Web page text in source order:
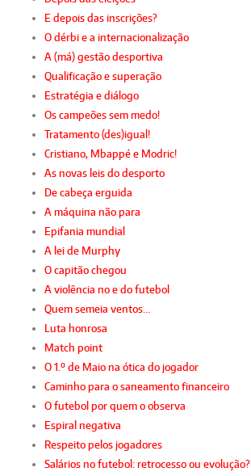
E depois das inscrições?
O dérbi e a internacionalização
A (má) gestão desportiva
Qualificação e superação
Estratégia e diálogo
Os campeões sem medo!
Tratamento (des)igual!
Cristiano, Mbappé e Modric!
As novas leis do desporto
De cabeça erguida
A máquina não para
Epifania mundial
A lei de Murphy
O capitão chegou
A violência no e do futebol
Quem semeia ventos…
Luta honrosa
Match point
O 1.º de Maio na ótica do jogador
Caminho para o saneamento financeiro
O futebol por quem o observa
Espiral negativa
Respeito pelos jogadores
Salários no futebol: retrocesso ou evolução?